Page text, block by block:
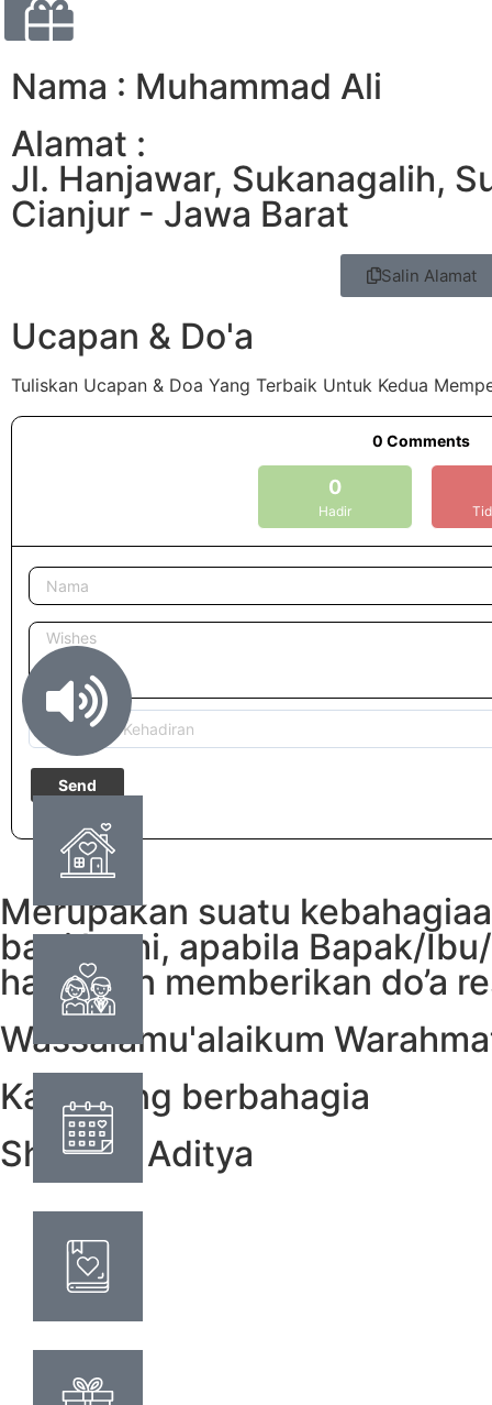
Nama : Muhammad Ali
Alamat :
Jl. Hanjawar, Sukanagalih,
Cianjur - Jawa Barat
Salin Alamat
Ucapan & Do'a
Tuliskan Ucapan & Doa Yang Terbaik Untuk Kedua
0 Comments
0
Hadir
Merupakan suatu
bagi kami, apabila Bapak/
hadir dan memberikan do’a
Wassalamu'alaikum
Kami yang berbahagia
Shinta & Aditya